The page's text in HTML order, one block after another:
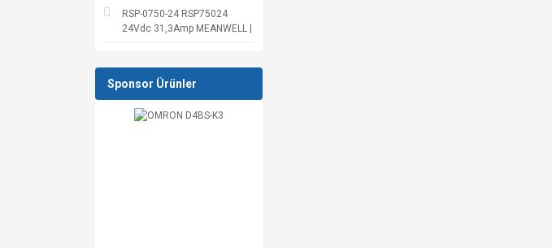
RSP-0750-24 RSP75024
24Vdc 31,3Amp MEANWELL |
Sponsor Ürünler